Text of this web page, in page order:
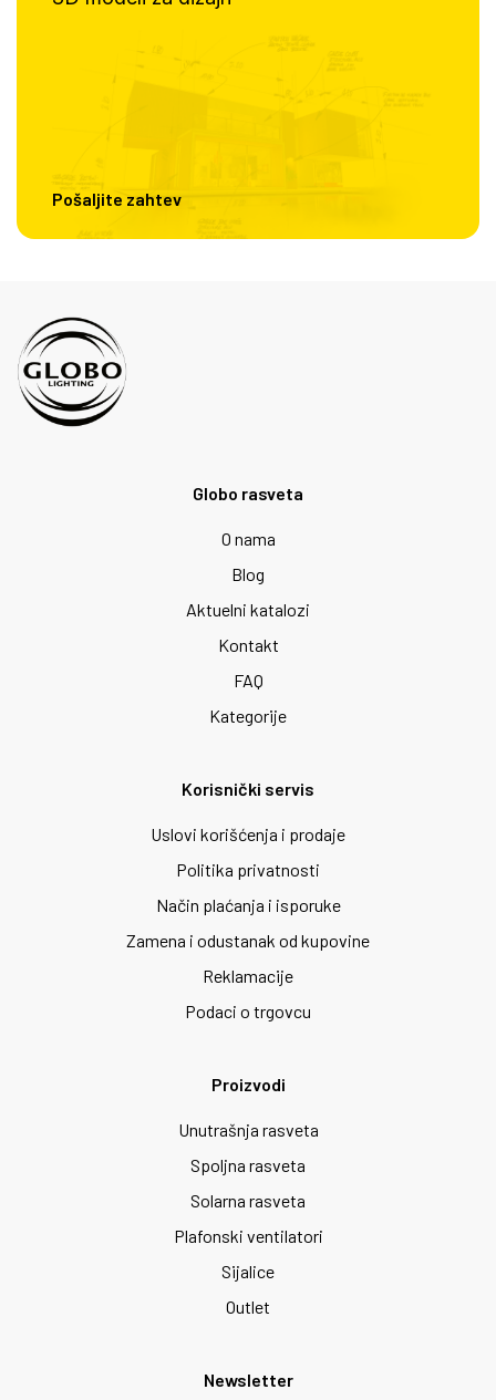
Pošaljite zahtev
Globo rasveta
O nama
Blog
Aktuelni katalozi
Kontakt
FAQ
Kategorije
Korisnički servis
Uslovi korišćenja i prodaje
Politika privatnosti
Način plaćanja i isporuke
Zamena i odustanak od kupovine
Reklamacije
Podaci o trgovcu
Proizvodi
Unutrašnja rasveta
Spoljna rasveta
Solarna rasveta
Plafonski ventilatori
Sijalice
Outlet
Newsletter